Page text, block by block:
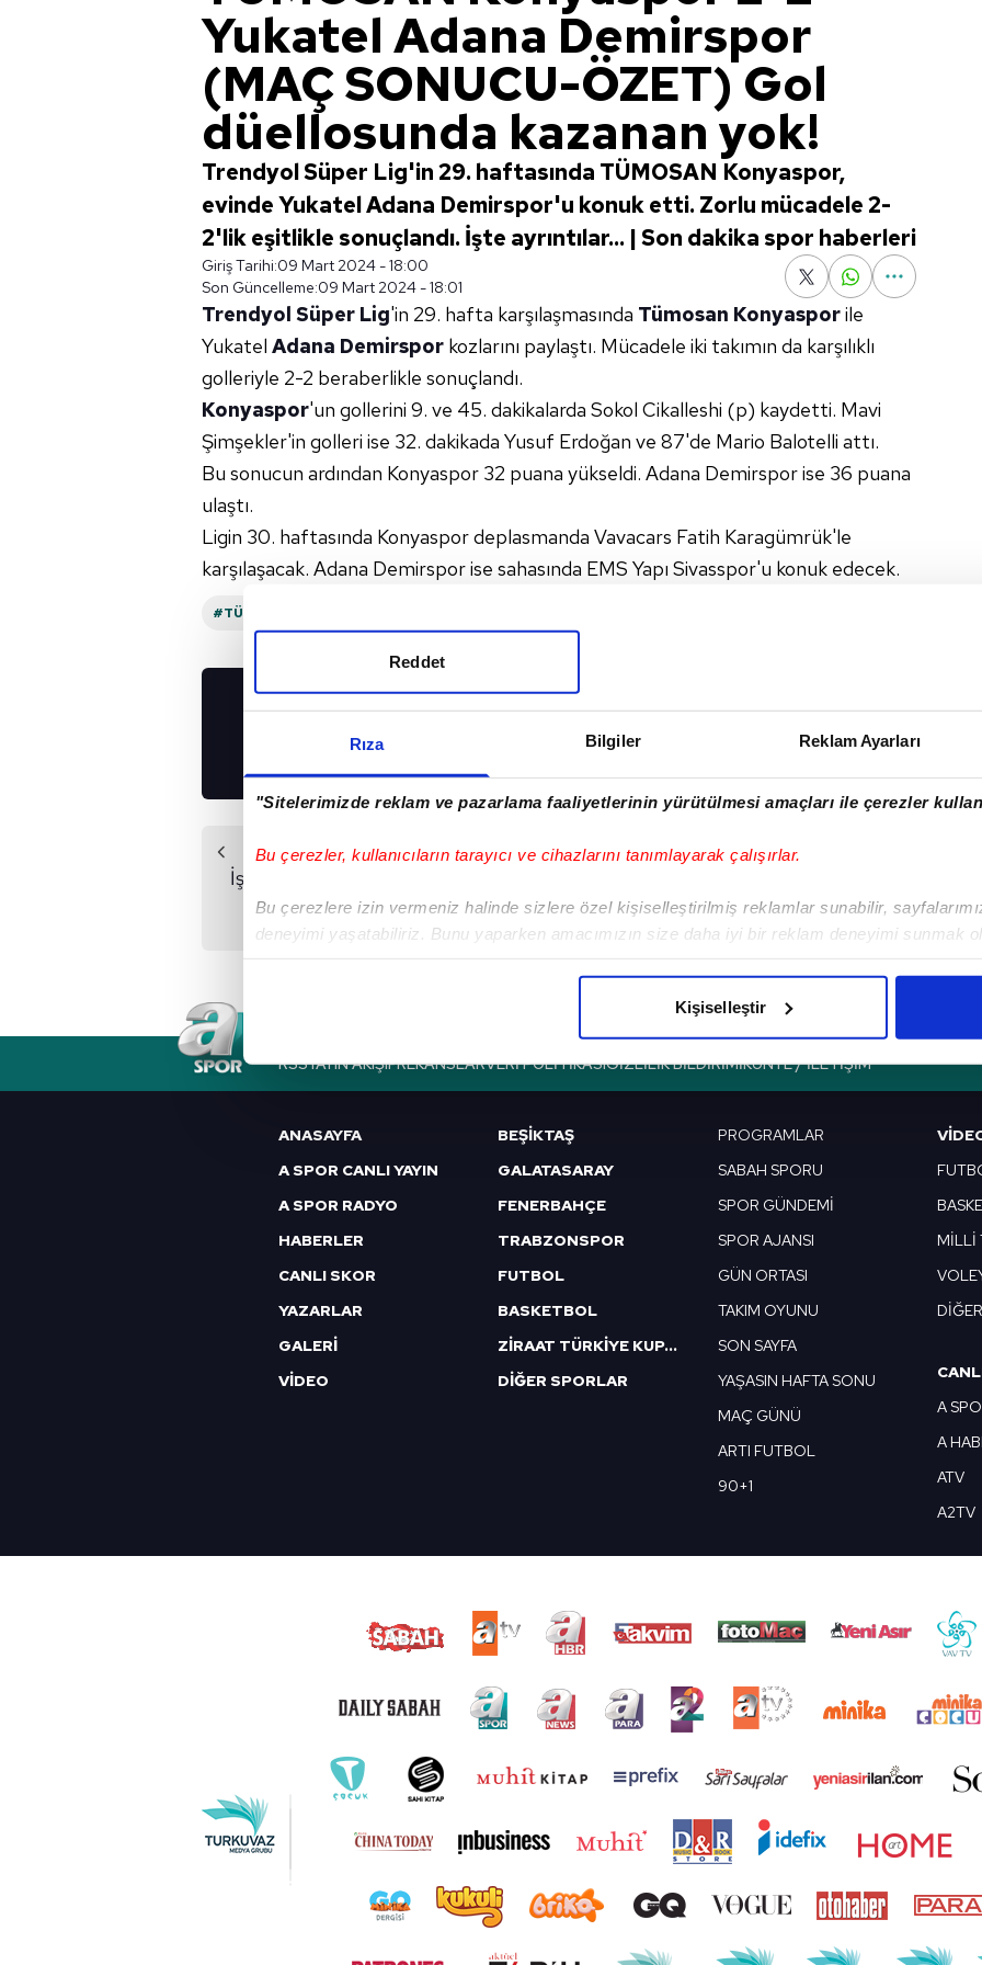
Rıza Bilgiler Reklam Ayarları
"Sitelerimizde reklam ve pazarlama faaliyetlerinin yürütülmesi amaçları ile çerezler
Bu çerezler, kullanıcıların tarayıcı ve cihazlarını tanımlayarak çalışırlar.
Bu çerezlere izin vermeniz halinde sizlere özel kişiselleştirilmiş reklamlar sunabilir,
deneyimi yaşatabiliriz. Bunu yaparken amacımızın size daha iyi bir reklam deneyimi sunmak
Her halükârda, kullanıcılar, bu çerezlere izin vermedikleri takdirde, kullanıcılara hedefli
Sizlere daha iyi bir hizmet sunabilmek için İnternet Sitemizde kendimize ve üçüncü kişilere ait
çerezler vasıtasıyla çeşitli kişisel verileriniz işlenmekte olup gerekli olan çerezler bilgi toplumu
amacıyla kullanılmaktadır. Diğer çerezler, sitemizin daha işlevsel kılınması ve
reklam/pazarlama faaliyetlerinin yapılması, amaçlarıyla sınırlı olarak açık rızanız dahilinde
Çerezlere ilişkin tercihlerinizi aşağıda yer alan panel vasıtasıyla belirleyebilirsiniz. Çerezlere
butonuna tıklayabilir,
Çerez Bilgilendirme Metnimizi ziyaret edebilirsiniz.
6698 sayılı Kişisel Verilerin Korunması Kanunu uyarınca hazırlanmış Aydınlatma Metnimizi
Reddet
Kişiselleştir
Yukatel Adana Demirspor
(MAÇ SONUCU-ÖZET) Gol
düellosunda kazanan yok!
Trendyol Süper Lig'in 29. haftasında TÜMOSAN Konyaspor,
evinde Yukatel Adana Demirspor'u konuk etti. Zorlu mücadele 2-
2'lik eşitlikle sonuçlandı. İşte ayrıntılar... | Son dakika spor haberleri
Giriş Tarihi:09 Mart 2024 - 18:00
Son Güncelleme:09 Mart 2024 - 18:01
Trendyol Süper Lig'in 29. hafta karşılaşmasında Tümosan Konyasporile
Yukatel Adana Demirspor kozlarını paylaştı. Mücadele iki takımın da karşılıklı
golleriyle 2-2 beraberlikle sonuçlandı.
Konyaspor'un gollerini 9. ve 45. dakikalarda Sokol Cikalleshi (p) kaydetti. Mavi
Şimşekler'in golleri ise 32. dakikada Yusuf Erdoğan ve 87'de Mario Balotelli attı.
Bu sonucun ardından Konyaspor 32 puana yükseldi. Adana Demirspor ise 36 puana
ulaştı.
Ligin 30. haftasında Konyaspor deplasmanda Vavacars Fatih Karagümrük'le
karşılaşacak. Adana Demirspor ise sahasında EMS Yapı Sivasspor'u konuk edecek.
#TÜMOSAN KONYASPOR
İNDİRİN!
Önceki Haber
İşte Süper Lig'de en
çok faul yapılan
takımlar!
Sonraki Haber
golü bulsaydık...
RSSYAYIN AKIŞIFREKANSLARVERI POLITIKASIGIZLILIK BILDIRIMIKÜNYE / İLETIŞIM
ANASAYFA
A SPOR CANLI YAYIN
A SPOR RADYO
HABERLER
CANLI SKOR
YAZARLAR
GALERİ
VİDEO
BEŞİKTAŞ
GALATASARAY
FENERBAHÇE
TRABZONSPOR
FUTBOL
BASKETBOL
ZİRAAT TÜRKİYE KUPASI
DİĞER SPORLAR
PROGRAMLAR
SABAH SPORU
SPOR GÜNDEMİ
SPOR AJANSI
GÜN ORTASI
TAKIM OYUNU
SON SAYFA
YAŞASIN HAFTA SONU
MAÇ GÜNÜ
ARTI FUTBOL
90+1
MİLLİ
DİĞER
A
A
ATV
A2TV